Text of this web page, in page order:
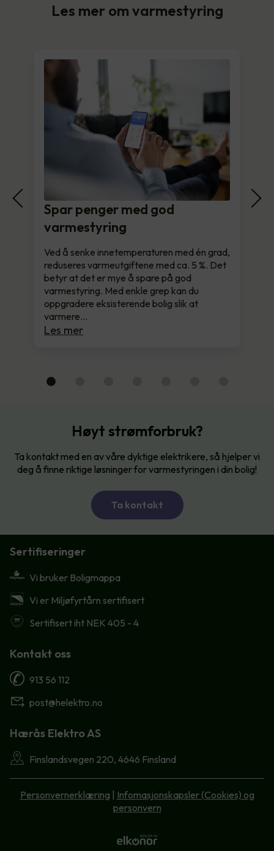
Les mer om varmestyring
Spar penger med god
varmestyring
Ved å senke innetemperaturen med én grad,
reduseres varmeutgiftene med ca. 5 %. Det
betyr at det er mye å spare på god
varmestyring. Med enkle grep kan du
oppgradere eksisterende bolig slik at
varmere…
Les mer
Høyt strømforbruk?
Ta kontakt med en av våre dyktige elektrikere, så hjelper vi
deg å finne riktige løsninger for varmestyringen i din bolig!
Ta kontakt
Sertifiseringer
Vi bruker Boligmappa
Vi er Miljøfyrtårn sertifisert
Sertifisert iht NEK 405 - 4
Kontakt oss
913 56 112
post@helektro.no
Hærås Elektro AS
Finslandsvegen 220, 4646 Finsland
Personvernerklæring | Infomasjonskapsler (Cookies) og
personvern